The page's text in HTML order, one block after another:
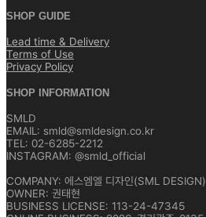
SHOP GUIDE
Lead time & Delivery
Terms of Use
Privacy Policy
SHOP INFORMATION
SMLD
EMAIL: smld@smldesign.co.kr
TEL: 02-6285-2212
INSTAGRAM: @smld_official
COMPANY: 에스엠엘 디자인(SML DESIGN)
OWNER: 권태현
BUSINESS LICENSE: 113-24-47345